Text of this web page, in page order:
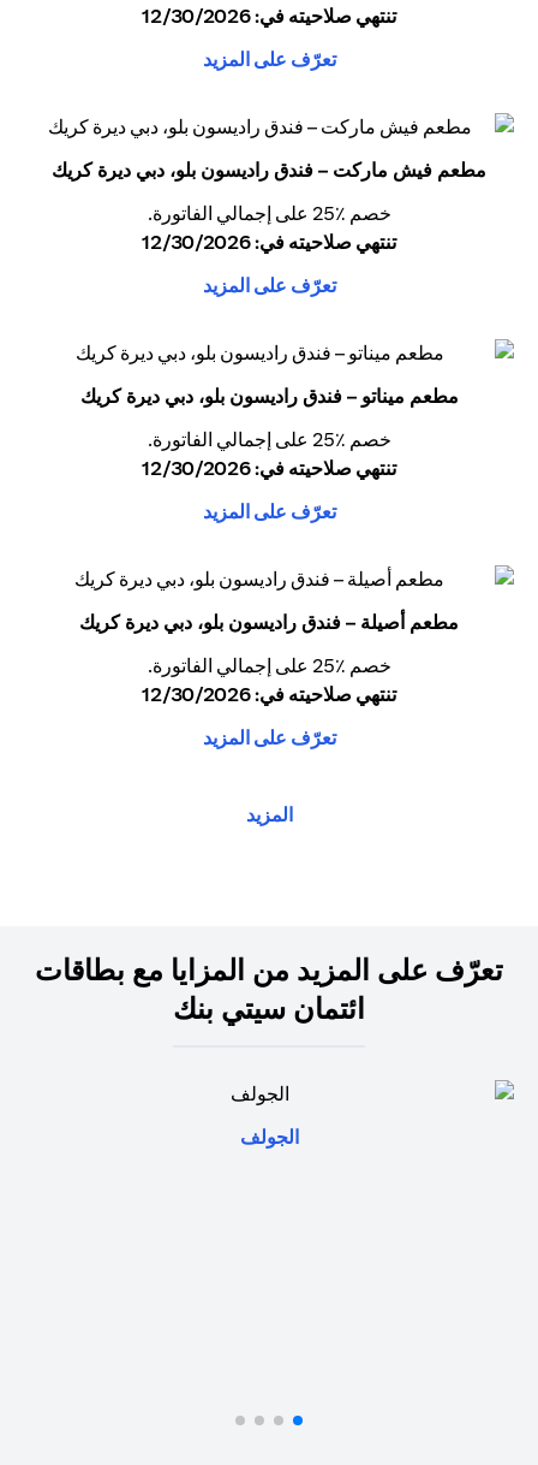
تنتهي صلاحيته في: 12/30/2026
تعرّف على المزيد
مطعم فيش ماركت – فندق راديسون بلو، دبي ديرة كريك
خصم ٪25 على إجمالي الفاتورة.
تنتهي صلاحيته في: 12/30/2026
تعرّف على المزيد
مطعم ميناتو – فندق راديسون بلو، دبي ديرة كريك
خصم ٪25 على إجمالي الفاتورة.
تنتهي صلاحيته في: 12/30/2026
تعرّف على المزيد
مطعم أصيلة – فندق راديسون بلو، دبي ديرة كريك
خصم ٪25 على إجمالي الفاتورة.
تنتهي صلاحيته في: 12/30/2026
تعرّف على المزيد
المزيد
تعرّف على المزيد من المزايا مع بطاقات
ائتمان سيتي بنك
الجولف